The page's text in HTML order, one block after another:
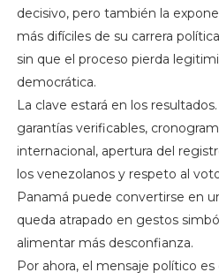
decisivo, pero también la
más difíciles de su carrera
sin que el proceso pierda
democrática.
La clave estará en los
garantías verificables,
internacional, apertura del
los venezolanos y respeto al
Panamá puede convertirse en
queda atrapado en gestos
alimentar más desconfianza.
Por ahora, el mensaje político es